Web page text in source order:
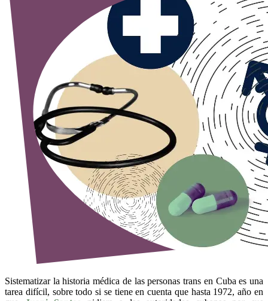
Sistematizar la historia médica de las personas trans en Cuba es una
tarea difícil, sobre todo si se tiene en cuenta que hasta 1972, año en